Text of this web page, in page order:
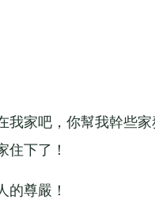
家吧，你幫我幹些家
住下了！
尊嚴！